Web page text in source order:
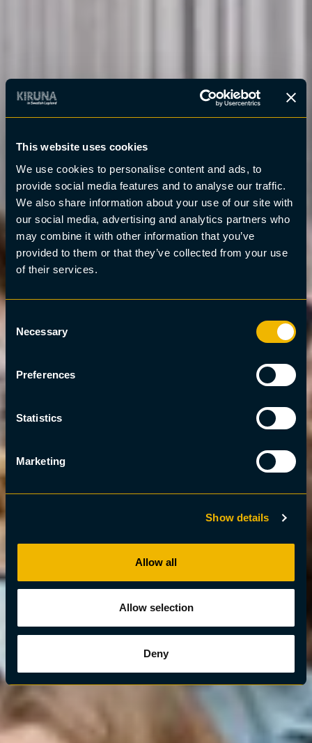
This website uses cookies
We use cookies to personalise content and ads, to
provide social media features and to analyse our traffic.
We also share information about your use of our site with
our social media, advertising and analytics partners who
may combine it with other information that you’ve
provided to them or that they’ve collected from your use
of their services.
Selection
Necessary
Preferences
Statistics
Marketing
Show details
Allow all
Allow selection
Deny